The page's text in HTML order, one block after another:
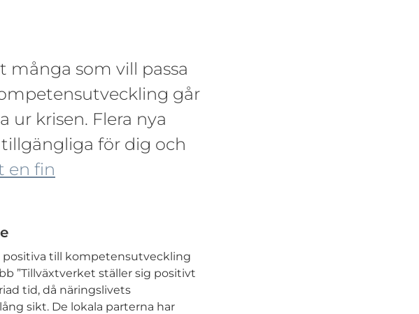
många som vill passa
går
ur krisen. Flera nya
för dig och
en fin
till kompetensutveckling
”Tillväxtverket ställer sig positivt
tid, då näringslivets
sikt. De lokala parterna har